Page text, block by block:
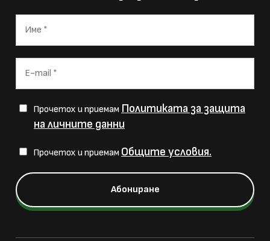
Прочетох и приемам Политиката за защита
на личните данни
Прочетох и приемам Общите условия.